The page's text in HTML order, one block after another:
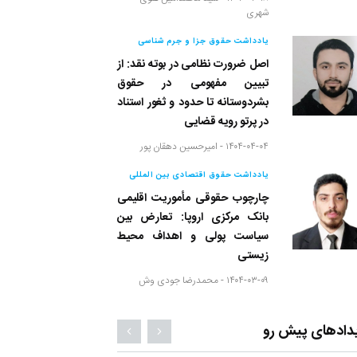
شهری
یادداشت حقوق جزا و جرم شناسی
اصل ضرورت نظامی در بوته نقد: از
تبیین مفهومی در حقوق
بشردوستانه تا حدود و ثغور استناد
در پرتو رویه قضایی
۱۴۰۴-۰۴-۰۴ - امیرحسین دهقان پور
یادداشت حقوق اقتصادی بین المللی
چارچوب حقوقی مأموریت اقلیمی
بانک مرکزی اروپا: تعارض بین
سیاست پولی و اهداف محیط
زیستی
۱۴۰۴-۰۳-۰۹ - محمدرضا جودی وش
پیش رو